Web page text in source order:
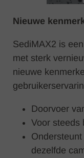
Nieuwe
SediMAX2 is
met sterk
nieuwe
Doorvoer
Voor steeds
dezelfde